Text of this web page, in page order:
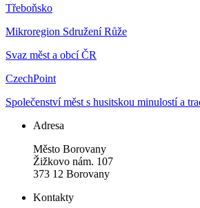
Třeboňsko
Mikroregion Sdružení Růže
Svaz měst a obcí ČR
CzechPoint
Společenství měst s husitskou minulostí a
Adresa
Město Borovany
Žižkovo nám. 107
373 12 Borovany
Kontakty